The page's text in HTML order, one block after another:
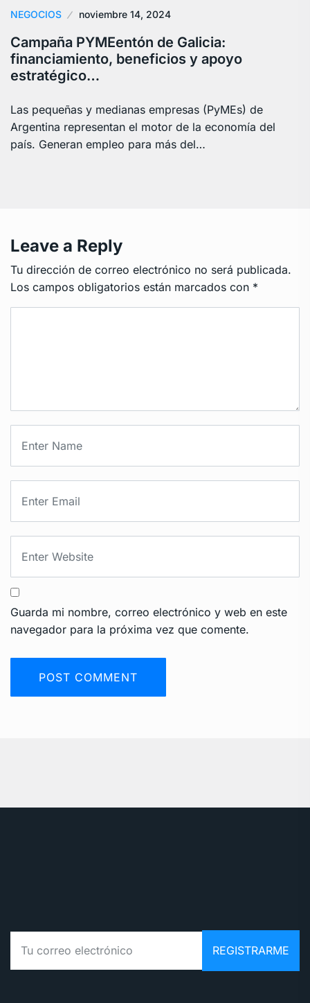
NEGOCIOS noviembre 14, 2024
Campaña PYMEentón de Galicia:
financiamiento, beneficios y apoyo
estratégico…
Las pequeñas y medianas empresas (PyMEs) de
Argentina representan el motor de la economía del
país. Generan empleo para más del…
Leave a Reply
Tu dirección de correo electrónico no será publicada.
Los campos obligatorios están marcados con *
Guarda mi nombre, correo electrónico y web en este
navegador para la próxima vez que comente.